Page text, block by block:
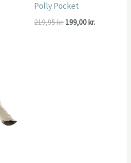
Polly Pocket
219,95kr. Den
199,00 kr.Den